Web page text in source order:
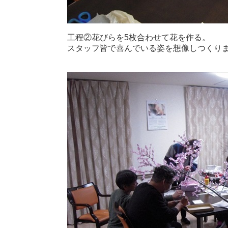
工程②花びらを5枚合わせて花を作る。
スタッフ皆で喜んでいる姿を想像しつくり